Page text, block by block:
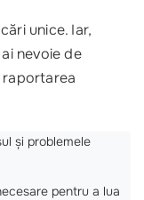
unice. Iar,
nevoie de
raportarea
și problemele
pentru a lua